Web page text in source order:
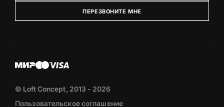
ПЕРЕЗВОНИТЕ МНЕ
© Loft Concept, 2013 - 2026
Пользовательское соглашение